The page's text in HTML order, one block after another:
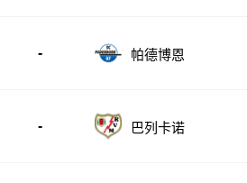
- 帕德博恩
- 巴列卡诺